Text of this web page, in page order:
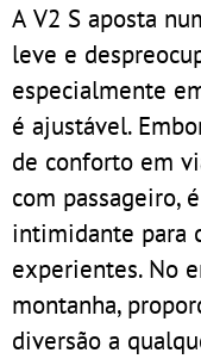
A V2 S aposta
leve e
especialmente
é ajustável.
de conforto em
com passageiro,
intimidante para
experientes. No
montanha,
diversão a